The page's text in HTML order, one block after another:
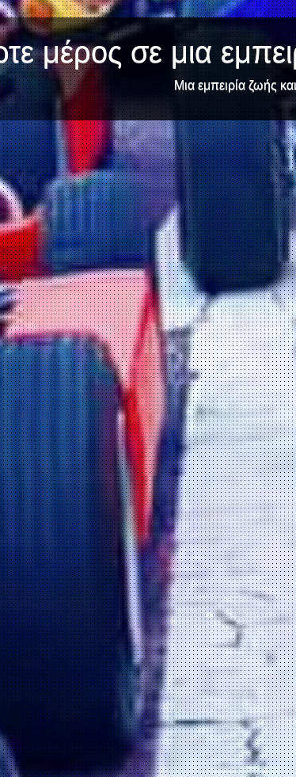
μέρος σε μια
Μια εμπειρία ζωής